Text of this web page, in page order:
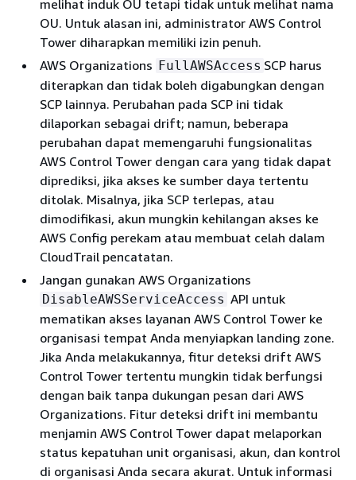
melihat induk OU tetapi tidak untuk melihat nama
OU. Untuk alasan ini, administrator AWS Control
Tower diharapkan memiliki izin penuh.
AWS Organizations FullAWSAccess SCP harus
diterapkan dan tidak boleh digabungkan dengan
SCP lainnya. Perubahan pada SCP ini tidak
dilaporkan sebagai drift; namun, beberapa
perubahan dapat memengaruhi fungsionalitas
AWS Control Tower dengan cara yang tidak dapat
diprediksi, jika akses ke sumber daya tertentu
ditolak. Misalnya, jika SCP terlepas, atau
dimodifikasi, akun mungkin kehilangan akses ke
AWS Config perekam atau membuat celah dalam
CloudTrail pencatatan.
Jangan gunakan AWS Organizations
DisableAWSServiceAccess API untuk
mematikan akses layanan AWS Control Tower ke
organisasi tempat Anda menyiapkan landing zone.
Jika Anda melakukannya, fitur deteksi drift AWS
Control Tower tertentu mungkin tidak berfungsi
dengan baik tanpa dukungan pesan dari AWS
Organizations. Fitur deteksi drift ini membantu
menjamin AWS Control Tower dapat melaporkan
status kepatuhan unit organisasi, akun, dan kontrol
di organisasi Anda secara akurat. Untuk informasi